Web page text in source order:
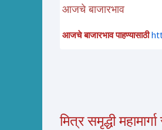
आजचे बाजारभाव
आजचे बाजारभाव पाहण्यासाठी
मित्र समृद्धी